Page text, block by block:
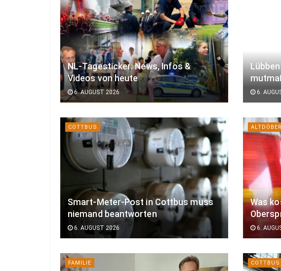
NL-Tagesticker: News, Infos &
Videos von heute
6. AUGUST 2026 6.
COTTBUS
Smart-Meter-Post in Cottbus muss
niemand beantworten
6. AUGUST 2026
Was
6.
FAMILIE COTTBUS